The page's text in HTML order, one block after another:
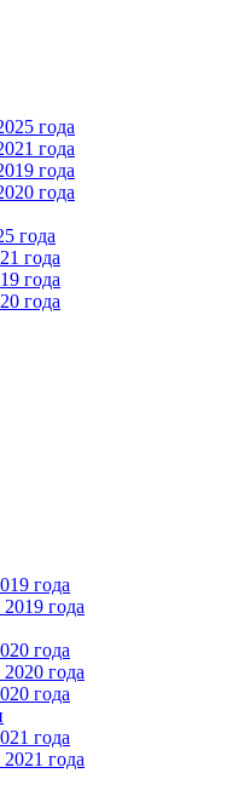
года
года
года
года
года
года
года
года
года
года
года
года
года
года
года